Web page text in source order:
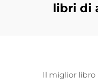
libri di
Il miglior libro